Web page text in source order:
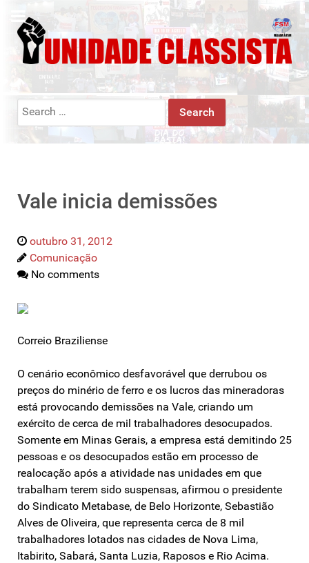
Search
Vale inicia demissões
outubro 31, 2012
Comunicação
No comments
Correio Braziliense
O cenário econômico desfavorável que derrubou os
preços do minério de ferro e os lucros das mineradoras
está provocando demissões na Vale, criando um
exército de cerca de mil trabalhadores desocupados.
Somente em Minas Gerais, a empresa está demitindo 25
pessoas e os desocupados estão em processo de
realocação após a atividade nas unidades em que
trabalham terem sido suspensas, afirmou o presidente
do Sindicato Metabase, de Belo Horizonte, Sebastião
Alves de Oliveira, que representa cerca de 8 mil
trabalhadores lotados nas cidades de Nova Lima,
Itabirito, Sabará, Santa Luzia, Raposos e Rio Acima.